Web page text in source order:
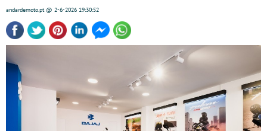
andardemoto.pt@ 2-6-2026 19:30:52